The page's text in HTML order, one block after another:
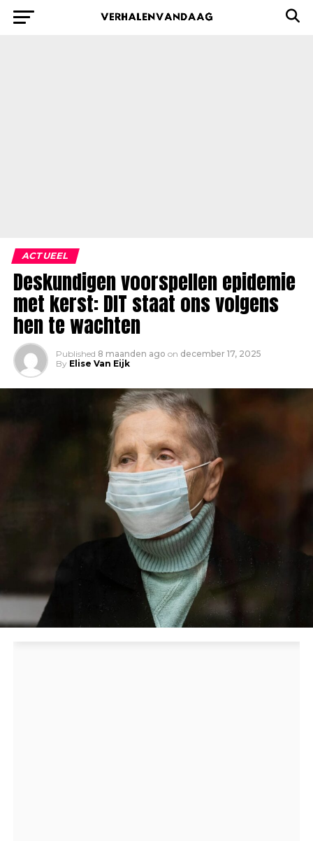
ACTUEEL
Deskundigen voorspellen epidemie
met kerst: DIT staat ons volgens
hen te wachten
Published 8 maanden ago on december 17, 2025
By Elise Van Eijk